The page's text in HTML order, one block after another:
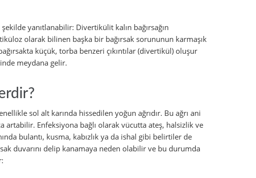
yanıtlanabilir: Divertikülit kalın bağırsağın
olarak bilinen başka bir bağırsak sorununun karmaşık
küçük, torba benzeri çıkıntılar (divertikül) oluşur
meydana gelir.
sol alt karında hissedilen yoğun ağrıdır. Bu ağrı ani
Enfeksiyona bağlı olarak vücutta ateş, halsizlik ve
bulantı, kusma, kabızlık ya da ishal gibi belirtiler de
duvarını delip kanamaya neden olabilir ve bu durumda